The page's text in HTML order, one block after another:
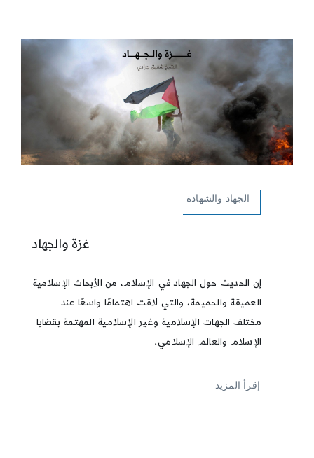
الجهاد والشهادة
غزة والجهاد
إن الحديث حول الجهاد في الإسلام، من الأبحاث الإسلامية
العميقة والحميمة، والتي لاقت اهتمامًا واسعًا عند
مختلف الجهات الإسلامية وغير الإسلامية المهتمة بقضايا
الإسلام والعالم الإسلامي.
إقرأ المزيد